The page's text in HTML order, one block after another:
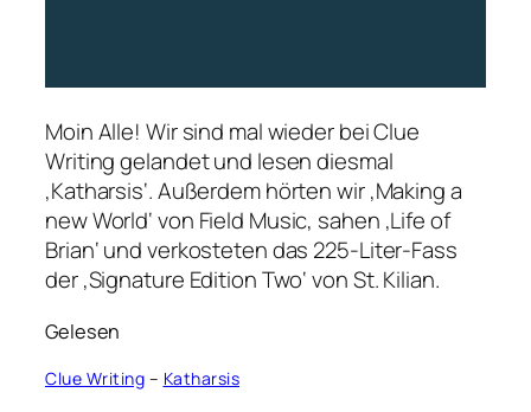
Moin Alle! Wir sind mal wieder bei Clue
Writing gelandet und lesen diesmal
‚Katharsis‘. Außerdem hörten wir ‚Making a
new World‘ von Field Music, sahen ‚Life of
Brian‘ und verkosteten das 225-Liter-Fass
der ‚Signature Edition Two‘ von St. Kilian.
Gelesen
Clue Writing – Katharsis